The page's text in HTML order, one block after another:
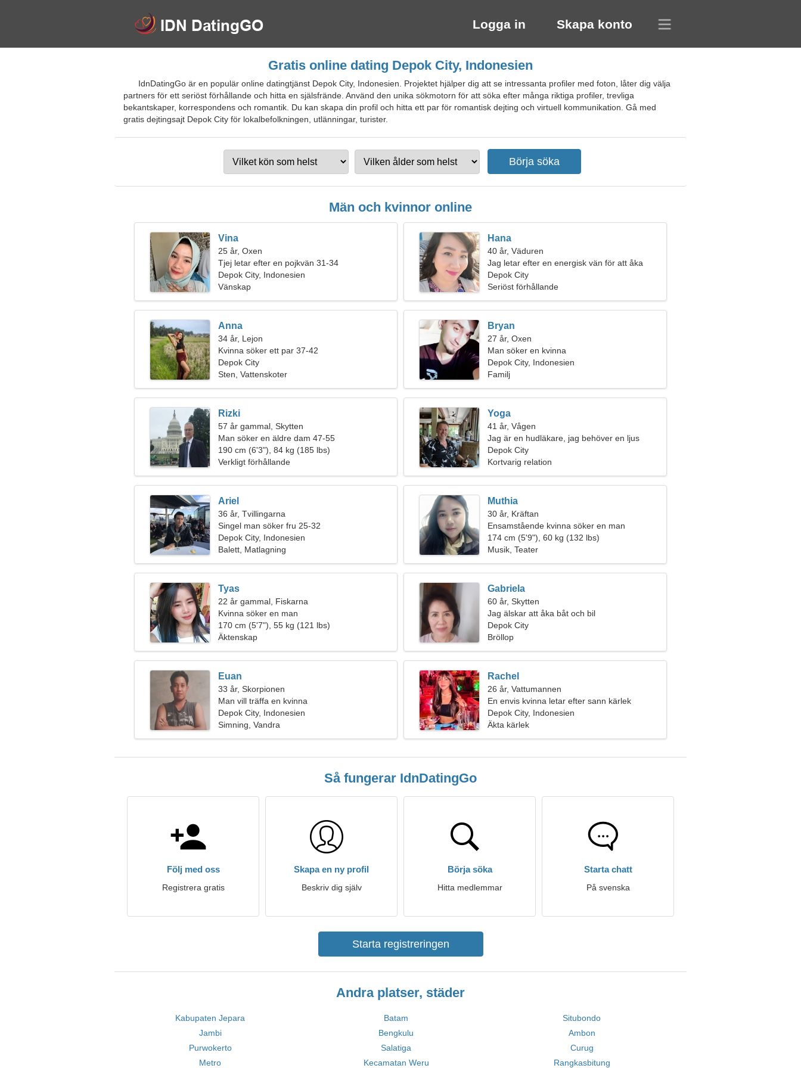
Logga in Skapa konto
Gratis online dating Depok City, Indonesien
IdnDatingGo är en populär online datingtjänst Depok City, Indonesien. Projektet hjälper dig att se intressanta profiler med foton, låter dig välja
partners för ett seriöst förhållande och hitta en själsfrände. Använd den unika sökmotorn för att söka efter många riktiga profiler, trevliga
bekantskaper, korrespondens och romantik. Du kan skapa din profil och hitta ett par för romantisk dejting och virtuell kommunikation. Gå med
gratis dejtingsajt Depok City för lokalbefolkningen, utlänningar, turister.
Män och kvinnor online
Vina
25 år, Oxen
Tjej letar efter en pojkvän 31-34
Depok City, Indonesien
Vänskap
Hana
40 år, Väduren
Jag letar efter en energisk vän för att åka
skidor tillsammans
Depok City
Seriöst förhållande
Anna
34 år, Lejon
Kvinna söker ett par 37-42
Depok City
Sten, Vattenskoter
Bryan
27 år, Oxen
Man söker en kvinna
Depok City, Indonesien
Familj
Rizki
57 år gammal, Skytten
Man söker en äldre dam 47-55
190 cm (6'3"), 84 kg (185 lbs)
Verkligt förhållande
Yoga
41 år, Vågen
Jag är en hudläkare, jag behöver en ljus
kvinna
Depok City
Kortvarig relation
Ariel
36 år, Tvillingarna
Singel man söker fru 25-32
Depok City, Indonesien
Balett, Matlagning
Muthia
30 år, Kräftan
Ensamstående kvinna söker en man
174 cm (5'9"), 60 kg (132 lbs)
Musik, Teater
Tyas
22 år gammal, Fiskarna
Kvinna söker en man
170 cm (5'7"), 55 kg (121 lbs)
Äktenskap
Gabriela
60 år, Skytten
Jag älskar att åka båt och bil
Depok City
Bröllop
Euan
33 år, Skorpionen
Man vill träffa en kvinna
Depok City, Indonesien
Simning, Vandra
Rachel
26 år, Vattumannen
En envis kvinna letar efter sann kärlek
Depok City, Indonesien
Äkta kärlek
Så fungerar IdnDatingGo
Följ med oss
Registrera gratis
Skapa en ny profil
Beskriv dig själv
Börja söka
Hitta medlemmar
Starta chatt
På svenska
Starta registreringen
Andra platser, städer
Kabupaten Jepara Batam
Situbondo
Jambi
Bengkulu
Ambon
Purwokerto
Salatiga
Curug
Metro
Kecamatan Weru Rangkasbitung